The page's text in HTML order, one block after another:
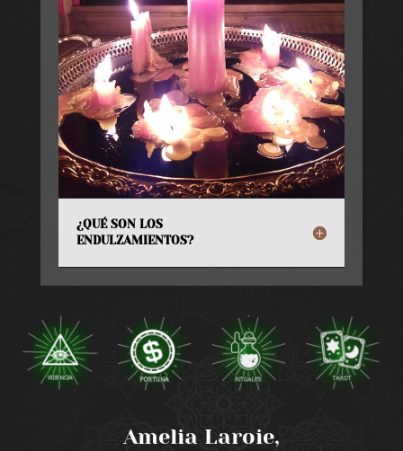
¿QUÉ SON LOS
ENDULZAMIENTOS?
Amelia Laroie,